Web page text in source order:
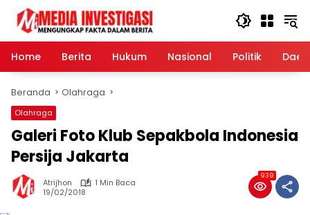
Langsung
konten
Home
Berita Hukum Nasional Politik
Beranda Olahraga
Olahraga
Galeri Foto Klub Sepakbola Indonesia
Persija Jakarta
Atrijhon
1 Min Baca
19/02/2018
939